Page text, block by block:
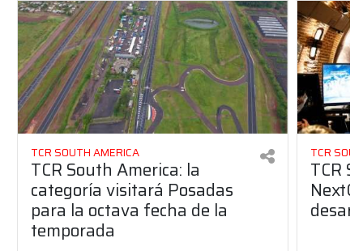
TCR SOUTH AMERICA
TCR South America: la
categoría visitará Posadas
para la octava fecha de la
temporada
TCR
TCR